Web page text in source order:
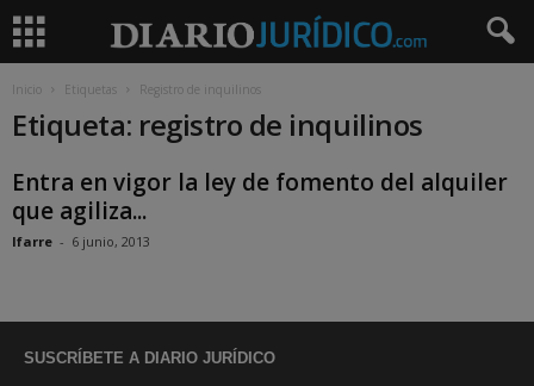
Inicio Etiquetas Registro de inquilinos
Etiqueta: registro de inquilinos
Entra en vigor la ley de fomento del alquiler
que agiliza...
lfarre - 6 junio, 2013
SUSCRÍBETE A DIARIO JURÍDICO